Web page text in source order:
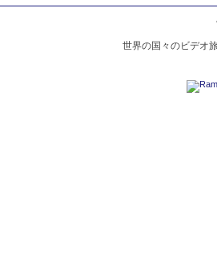
世界の国々のビデオ